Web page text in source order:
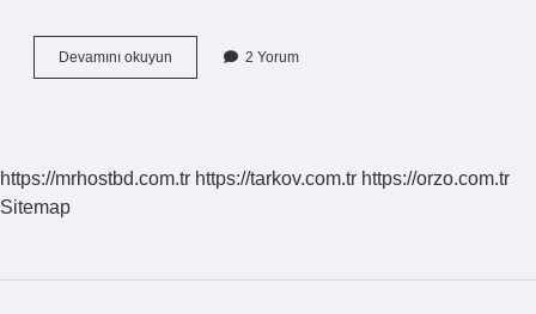
Devamını okuyun Çömlekçilik
Kim
2 Yorum
https://mrhostbd.com.tr https://tarkov.com.tr https://orzo.com.tr
Sitemap